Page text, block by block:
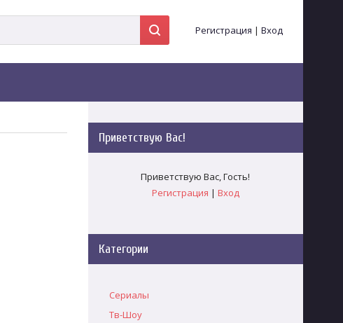
Регистрация | Вход
Приветствую Вас!
Приветствую Вас,Гость!
Регистрация | Вход
Категории
Сериалы
Тв-Шоу